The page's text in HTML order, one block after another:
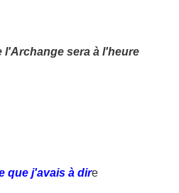
l'Archange sera à l'heure
que j'avais à dire